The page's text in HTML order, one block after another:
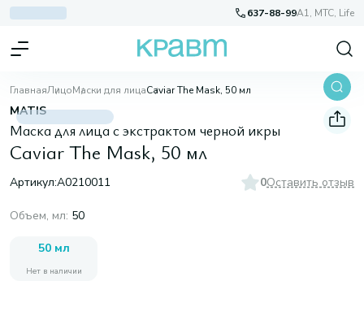
637-88-99A1, МТС, Life
ГлавнаяЛицоМаски для лицаCaviar The Mask, 50 мл
MATIS
Маска для лица с экстрактом черной икры
Caviar The Mask, 50 мл
Артикул:A0210011 0Оставить отзыв
Объем, мл: 50
50 мл
Нет в наличии